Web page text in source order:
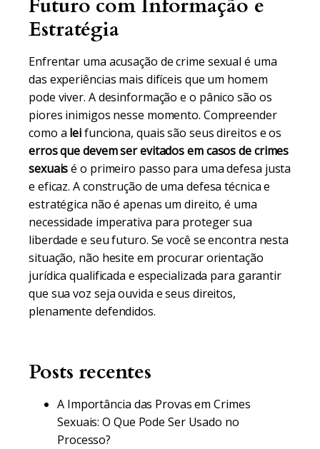
Futuro com Informação e
Estratégia
Enfrentar uma acusação de crime sexual é uma
das experiências mais difíceis que um homem
pode viver. A desinformação e o pânico são os
piores inimigos nesse momento. Compreender
como a leifunciona, quais são seus direitos e os
erros que devem ser evitados em casos de crimes
sexuaisé o primeiro passo para uma defesa justa
e eficaz. A construção de uma defesa técnica e
estratégica não é apenas um direito, é uma
necessidade imperativa para proteger sua
liberdade e seu futuro. Se você se encontra nesta
situação, não hesite em procurar orientação
jurídica qualificada e especializada para garantir
que sua voz seja ouvida e seus direitos,
plenamente defendidos.
Posts recentes
A Importância das Provas em Crimes
Sexuais: O Que Pode Ser Usado no
Processo?